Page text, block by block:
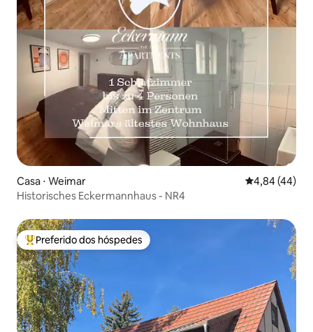
Casa ⋅ Weimar 4,84 de uma
4,84 (44)
Historisches Eckermannhaus - NR4
Entre os melhores preferidos dos hóspedes
Preferido dos hóspedes